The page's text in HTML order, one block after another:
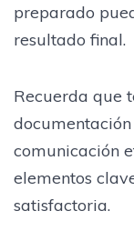
preparado
resultado final.
Recuerda que
comunicación
elementos
satisfactoria.